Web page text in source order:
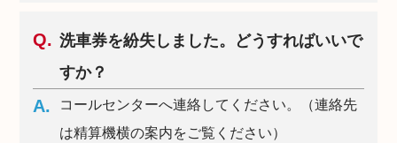
洗車券を紛失しました。どうすればいいで
すか？
コールセンターへ連絡してください。（連絡先
は精算機横の案内をご覧ください）